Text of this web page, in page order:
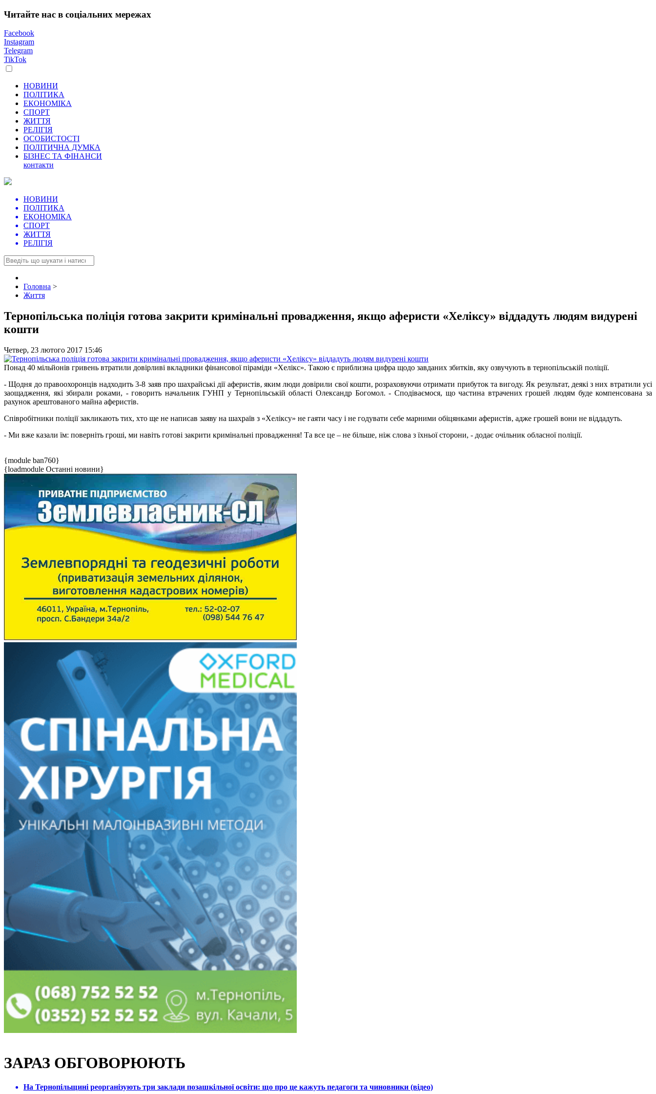
Читайте нас в соціальних мережах
Facebook
Instagram
Telegram
TikTok
НОВИНИ
ПОЛІТИКА
ЕКОНОМІКА
СПОРТ
ЖИТТЯ
РЕЛІГІЯ
ОСОБИСТОСТІ
ПОЛІТИЧНА ДУМКА
БІЗНЕС ТА ФІНАНСИ
контакти
НОВИНИ
ПОЛІТИКА
ЕКОНОМІКА
СПОРТ
ЖИТТЯ
РЕЛІГІЯ
Головна >
Життя
Тернопільська поліція готова закрити кримінальні провадження, якщо аферисти «Хеліксу» віддадуть людям видурені
кошти
Четвер, 23 лютого 2017 15:46
Понад 40 мільйонів гривень втратили довірливі вкладники фінансової піраміди «Хелікс». Такою є приблизна цифра щодо завданих збитків, яку озвучують в тернопільській поліції.
- Щодня до правоохоронців надходить 3-8 заяв про шахрайські дії аферистів, яким люди довірили свої кошти, розраховуючи отримати прибуток та вигоду. Як результат, деякі з них втратили усі
заощадження, які збирали роками, - говорить начальник ГУНП у Тернопільській області Олександр Богомол. - Сподіваємося, що частина втрачених грошей людям буде компенсована за
рахунок арештованого майна аферистів.
Співробітники поліції закликають тих, хто ще не написав заяву на шахраїв з «Хеліксу» не гаяти часу і не годувати себе марними обіцянками аферистів, адже грошей вони не віддадуть.
- Ми вже казали їм: поверніть гроші, ми навіть готові закрити кримінальні провадження! Та все це – не більше, ніж слова з їхньої сторони, - додає очільник обласної поліції.
{module ban760}
{loadmodule Останні новини}
ЗАРАЗ ОБГОВОРЮЮТЬ
На Тернопільщині реорганізують три заклади позашкільної освіти: що про це кажуть педагоги та чиновники (відео)